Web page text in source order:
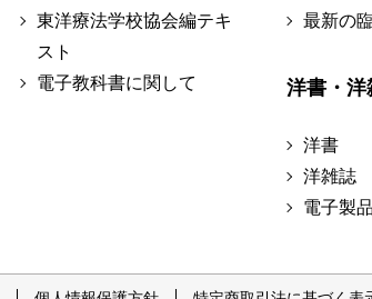
東洋療法学校協会編テキ
スト
電子教科書に関して
最新の
洋書・洋
洋書
洋雑誌
電子製品